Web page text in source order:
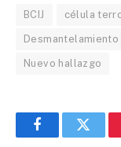
BCIJ célula
Nuevo hallazgo
Facebook